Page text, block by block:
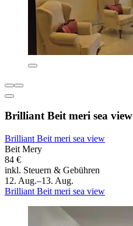
Brilliant Beit meri sea view
Brilliant Beit meri sea view
Beit Mery
84 €
inkl. Steuern & Gebühren
12. Aug.–13. Aug.
Brilliant Beit meri sea view